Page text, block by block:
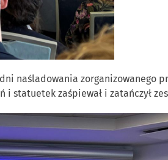
naśladowania zorganizowanego
statuetek zaśpiewał i zatańczył